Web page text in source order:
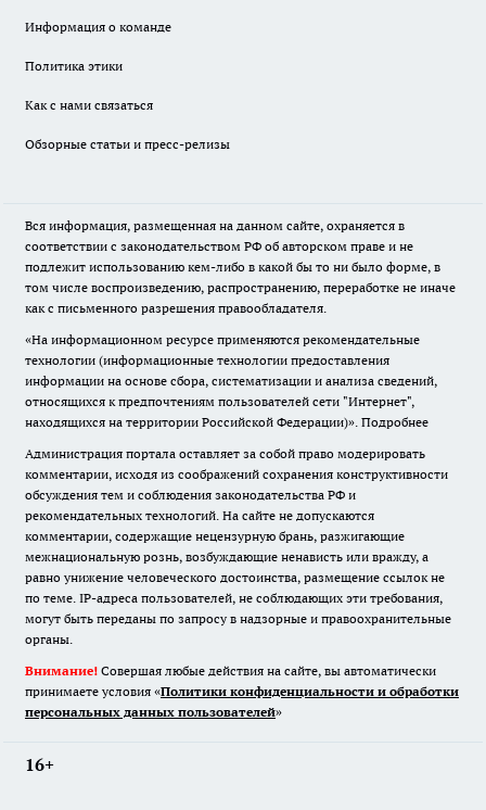
Информация о команде
Политика этики
Как с нами связаться
Обзорные статьи и пресс-релизы
Вся информация, размещенная на данном сайте, охраняется в
соответствии с законодательством РФ об авторском праве и не
подлежит использованию кем-либо в какой бы то ни было форме, в
том числе воспроизведению, распространению, переработке не иначе
как с письменного разрешения правообладателя.
«На информационном ресурсе применяются рекомендательные
технологии (информационные технологии предоставления
информации на основе сбора, систематизации и анализа сведений,
относящихся к предпочтениям пользователей сети "Интернет",
находящихся на территории Российской Федерации)». Подробнее
Администрация портала оставляет за собой право модерировать
комментарии, исходя из соображений сохранения конструктивности
обсуждения тем и соблюдения законодательства РФ и
рекомендательных технологий. На сайте не допускаются
комментарии, содержащие нецензурную брань, разжигающие
межнациональную рознь, возбуждающие ненависть или вражду, а
равно унижение человеческого достоинства, размещение ссылок не
по теме. IP-адреса пользователей, не соблюдающих эти требования,
могут быть переданы по запросу в надзорные и правоохранительные
органы.
Внимание! Совершая любые действия на сайте, вы автоматически
принимаете условия «Политики конфиденциальности и обработки
персональных данных пользователей»
16+